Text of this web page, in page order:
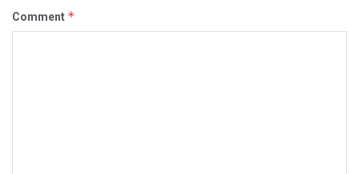
Comment *